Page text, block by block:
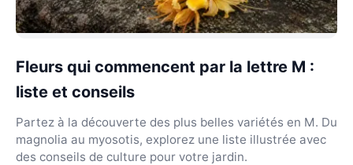
Fleurs qui commencent par la lettre M :
liste et conseils
Partez à la découverte des plus belles variétés en M. Du
magnolia au myosotis, explorez une liste illustrée avec
des conseils de culture pour votre jardin.